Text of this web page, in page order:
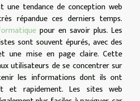
une tendance de conception web
répandue ces derniers temps.
pour en savoir plus. Les
sont souvent épurés, avec des
une mise en page claire. Cette
utilisateurs de se concentrer sur
les informations dont ils ont
et rapidement. Les sites web